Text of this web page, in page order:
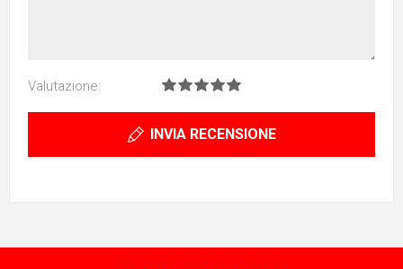
Valutazione:
INVIA RECENSIONE